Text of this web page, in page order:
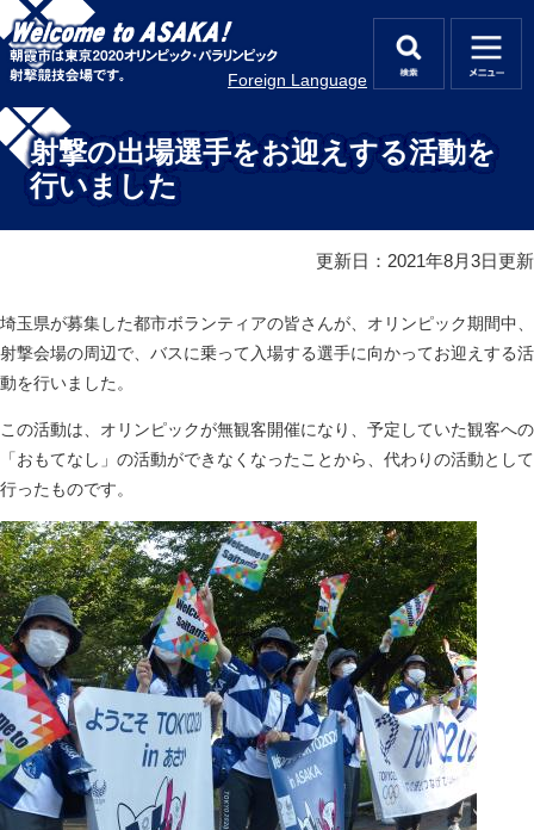
ー
ジ
の
先
頭
で
ニ
ュ
ー
を
飛
ば
索
メ
ニ
ー
Foreign Language
本
文
射撃の出場選手をお迎えする活動を
行いました
更新日：2021年8月3日更新
埼玉県が募集した都市ボランティアの皆さんが、オリンピック期間中、
射撃会場の周辺で、バスに乗って入場する選手に向かってお迎えする活
動を行いました。
この活動は、オリンピックが無観客開催になり、予定していた観客への
「おもてなし」の活動ができなくなったことから、代わりの活動として
行ったものです。